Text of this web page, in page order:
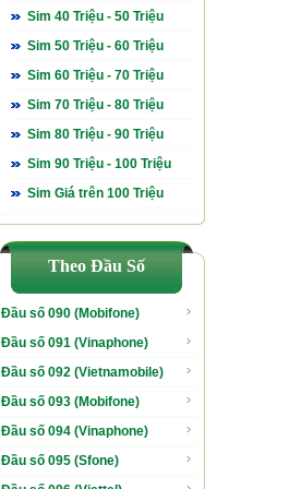
Sim 40 Triệu - 50 Triệu
Sim 50 Triệu - 60 Triệu
Sim 60 Triệu - 70 Triệu
Sim 70 Triệu - 80 Triệu
Sim 80 Triệu - 90 Triệu
Sim 90 Triệu - 100 Triệu
Sim Giá trên 100 Triệu
Theo Đầu Số
Đầu số 090 (Mobifone)
Đầu số 091 (Vinaphone)
Đầu số 092 (Vietnamobile)
Đầu số 093 (Mobifone)
Đầu số 094 (Vinaphone)
Đầu số 095 (Sfone)